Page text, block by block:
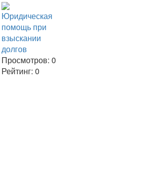
Юридическая
помощь при
взыскании
долгов
Просмотров:0
Рейтинг:0